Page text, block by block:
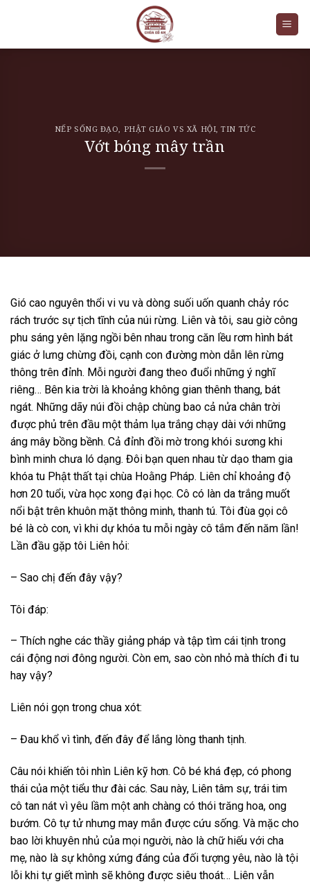
NẾP SỐNG ĐẠO PHẬT GIÁO VS XÃ HỘI ,TIN TỨC
Vớt bóng mây trần
Gió cao nguyên thổi vi vu và dòng suối uốn quanh chảy róc
rách trước sự tịch tĩnh của núi rừng. Liên và tôi, sau giờ công
phu sáng yên lặng ngồi bên nhau trong căn lều rơm hình bát
giác ở lưng chừng đồi, cạnh con đường mòn dẫn lên rừng
thông trên đỉnh. Mỗi người đang theo đuổi những ý nghĩ
riêng… Bên kia trời là khoảng không gian thênh thang, bát
ngát. Những dãy núi đồi chập chùng bao cả nửa chân trời
được phủ trên đầu một thảm lụa trắng chạy dài với những
áng mây bồng bềnh. Cả đỉnh đồi mờ trong khói sương khi
bình minh chưa ló dạng. Đôi bạn quen nhau từ dạo tham gia
khóa tu Phật thất tại chùa Hoằng Pháp. Liên chỉ khoảng độ
hơn 20 tuổi, vừa học xong đại học. Cô có làn da trắng muốt
nổi bật trên khuôn mặt thông minh, thanh tú. Tôi đùa gọi cô
bé là cò con, vì khi dự khóa tu mỗi ngày cô tắm đến năm lần!
Lần đầu gặp tôi Liên hỏi:
– Sao chị đến đây vậy?
Tôi đáp:
– Thích nghe các thầy giảng pháp và tập tìm cái tịnh trong
cái động nơi đông người. Còn em, sao còn nhỏ mà thích đi tu
hay vậy?
Liên nói gọn trong chua xót:
– Đau khổ vì tình, đến đây để lắng lòng thanh tịnh.
Câu nói khiến tôi nhìn Liên kỹ hơn. Cô bé khá đẹp, có phong
thái của một tiểu thư đài các. Sau này, Liên tâm sự, trái tim
cô tan nát vì yêu lầm một anh chàng có thói trăng hoa, ong
bướm. Cô tự tử nhưng may mắn được cứu sống. Và mặc cho
bao lời khuyên nhủ của mọi người, nào là chữ hiếu với cha
mẹ, nào là sự không xứng đáng của đối tượng yêu, nào là tội
lỗi khi tự giết mình sẽ không được siêu thoát… Liên vẫn